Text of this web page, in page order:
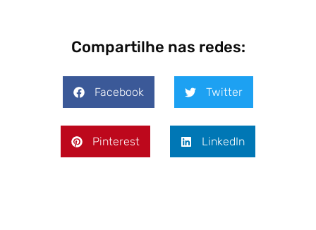
Compartilhe nas redes:
Facebook Twitter
Pinterest LinkedIn